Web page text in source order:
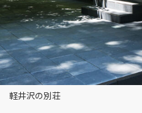
軽井沢の別荘